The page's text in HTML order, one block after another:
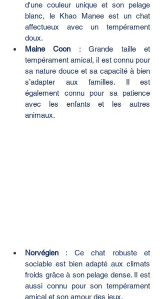
d'une couleur unique et son pelage
blanc, le Khao Manee est un chat
affectueux avec un tempérament
doux.
Maine Coon : Grande taille et
tempérament amical, il est connu pour
sa nature douce et sa capacité à bien
s’adapter aux familles. Il est
également connu pour sa patience
avec les enfants et les autres
animaux.
Norvégien : Ce chat robuste et
sociable est bien adapté aux climats
froids grâce à son pelage dense. Il est
aussi connu pour son tempérament
amical et son amour des jeux.